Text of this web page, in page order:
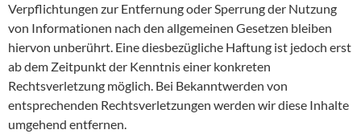
Verpflichtungen zur Entfernung oder Sperrung der Nutzung
von Informationen nach den allgemeinen Gesetzen bleiben
hiervon unberührt. Eine diesbezügliche Haftung ist jedoch erst
ab dem Zeitpunkt der Kenntnis einer konkreten
Rechtsverletzung möglich. Bei Bekanntwerden von
entsprechenden Rechtsverletzungen werden wir diese Inhalte
umgehend entfernen.